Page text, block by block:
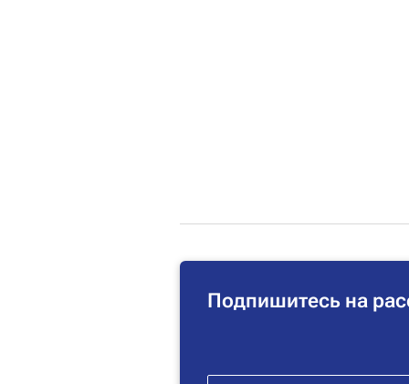
Подпишитесь на